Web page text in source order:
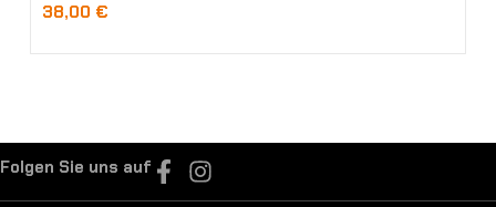
38,00 €
Folgen Sie uns auf